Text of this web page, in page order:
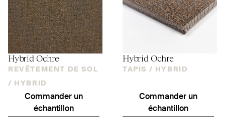
Hybrid Ochre
REVÊTEMENT DE SOL
/
HYBRID
Commander un
échantillon
Hybrid Ochre
TAPIS / HYBRID
Commander un
échantillon